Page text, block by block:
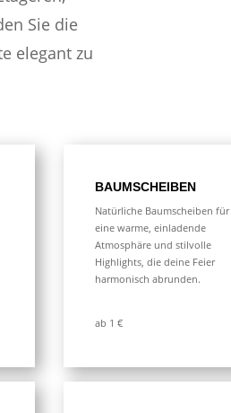
Sie die
elegant zu
BAUMSCHEIBEN
Natürliche Baumscheiben für
eine warme, einladende
Atmosphäre und stilvolle
Highlights, die deine Feier
harmonisch abrunden.
ab 1 €